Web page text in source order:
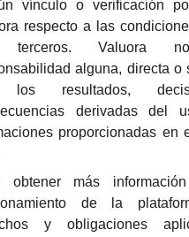
vínculo o verificación
respecto a las
terceros. Valuora
alguna, directa o
los resultados,
derivadas del
proporcionadas en
obtener más
de la
y obligaciones